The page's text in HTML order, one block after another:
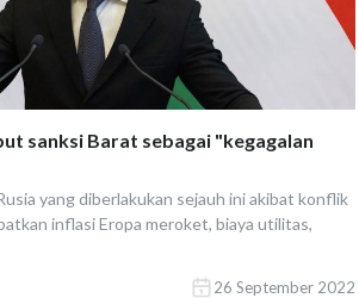
sanksi Barat sebagai "kegagalan
yang diberlakukan sejauh ini akibat konflik
inflasi Eropa meroket, biaya utilitas,
26 September 2022